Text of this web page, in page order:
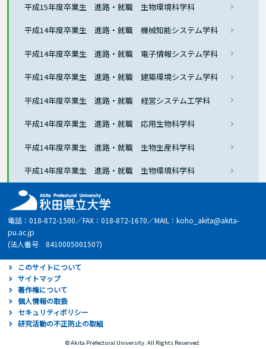
平成15年度卒業生 進路・就職 生物環境科学科
平成14年度卒業生 進路・就職 機械知能システム学科
平成14年度卒業生 進路・就職 電子情報システム学科
平成14年度卒業生 進路・就職 建築環境システム学科
平成14年度卒業生 進路・就職 経営システム工学科
平成14年度卒業生 進路・就職 応用生物科学科
平成14年度卒業生 進路・就職 生物生産科学科
平成14年度卒業生 進路・就職 生物環境科学科
電話：018-872-1500／FAX：018-872-1670／MAIL：koho_akita@akita-
pu.ac.jp
(法人番号 8410005001507)
このサイトについて
サイトマップ
著作権について
個人情報の取扱
セキュリティポリシー
研究活動の不正防止の取組
© Akita Prefectural University. All Rights Reserved.